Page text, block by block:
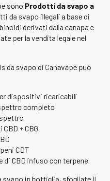
sono Prodotti da svapo a
da svapo illegali a base di
derivati dalla canapa e
per la vendita legale nel
da svapo di Canavape può
dispositivi ricaricabili
completo
+ CBG
CDT
di CBD infuso con terpene
svapo in bottiglia, sfogliate il